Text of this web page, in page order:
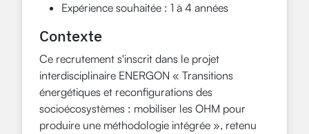
Expérience souhaitée : 1 à 4 années
Contexte
Ce recrutement s'inscrit dans le projet
interdisciplinaire ENERGON « Transitions
énergétiques et reconfigurations des
socioécosystèmes : mobiliser les OHM pour
produire une méthodologie intégrée », retenu